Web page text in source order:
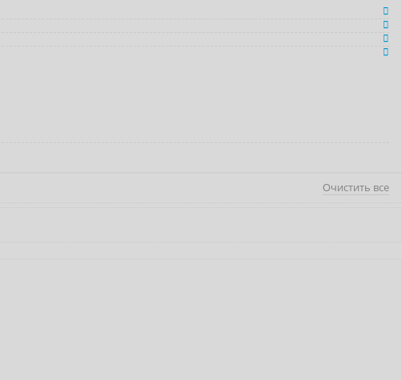
Очистить все